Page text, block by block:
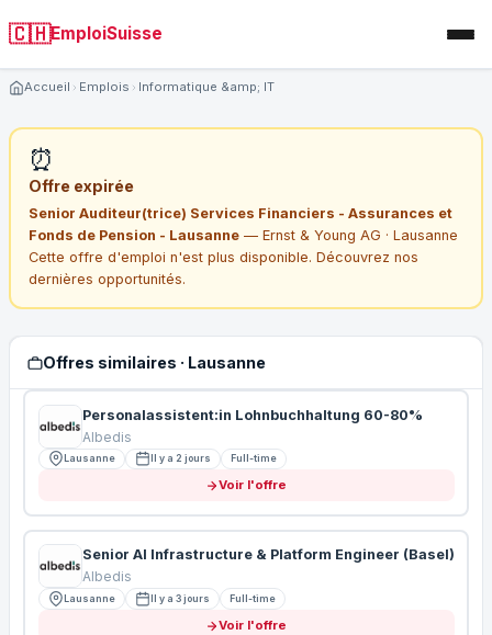
🇨🇭EmploiSuisse
Accueil Emplois Informatique &amp; IT
⏰
Offre expirée
Senior Auditeur(trice) Services Financiers - Assurances et
Fonds de Pension - Lausanne— Ernst & Young AG · Lausanne
Cette offre d'emploi n'est plus disponible. Découvrez nos
dernières opportunités.
Offres similaires · Lausanne
Personalassistent:in Lohnbuchhaltung 60-80%
Albedis
Lausanne Il y a 2 jours Full-time
Voir l'offre
Senior AI Infrastructure & Platform Engineer (Basel)
Albedis
Lausanne Il y a 3 jours Full-time
Voir l'offre